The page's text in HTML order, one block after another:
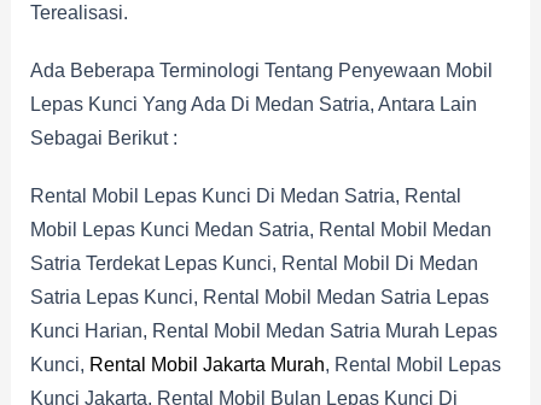
Terealisasi.
Ada Beberapa Terminologi Tentang Penyewaan Mobil
Lepas Kunci Yang Ada Di Medan Satria, Antara Lain
Sebagai Berikut :
Rental Mobil Lepas Kunci Di Medan Satria, Rental
Mobil Lepas Kunci Medan Satria, Rental Mobil Medan
Satria Terdekat Lepas Kunci, Rental Mobil Di Medan
Satria Lepas Kunci, Rental Mobil Medan Satria Lepas
Kunci Harian, Rental Mobil Medan Satria Murah Lepas
Kunci, Rental Mobil Jakarta Murah, Rental Mobil Lepas
Kunci Jakarta, Rental Mobil Bulan Lepas Kunci Di